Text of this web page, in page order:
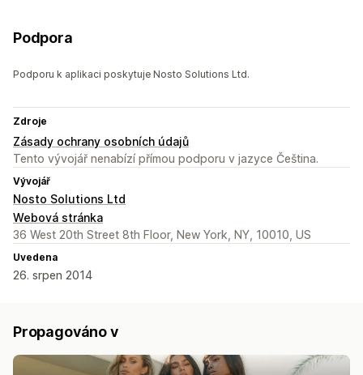
Podpora
Podporu k aplikaci poskytuje Nosto Solutions Ltd.
Zdroje
Zásady ochrany osobních údajů
Tento vývojář nenabízí přímou podporu v jazyce Čeština.
Vývojář
Nosto Solutions Ltd
Webová stránka
36 West 20th Street 8th Floor, New York, NY, 10010, US
Uvedena
26. srpen 2014
Propagováno v